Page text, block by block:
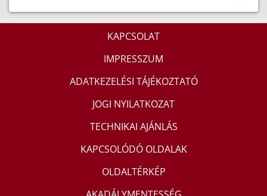
KAPCSOLAT
IMPRESSZUM
ADATKEZELÉSI TÁJÉKOZTATÓ
JOGI NYILATKOZAT
TECHNIKAI AJÁNLÁS
KAPCSOLÓDÓ OLDALAK
OLDALTÉRKÉP